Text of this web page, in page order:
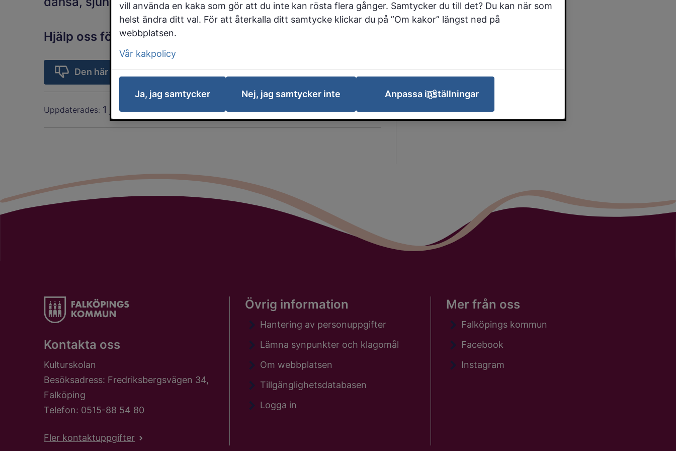
Hjälp oss förbättra sidan
Den här sidan kan förbättras Den här sidan är bra
Uppdaterades: 1 juni 2026 Skriv ut
Kontakta oss
Kulturskolan
Besöksadress: Fredriksbergsvägen 34,
Falköping
Telefon: 0515-88 54 80
Fler kontaktuppgifter
Övrig information
Hantering av personuppgifter
Lämna synpunkter och klagomål
Om webbplatsen
Tillgänglighetsdatabasen
Logga in
Mer från oss
Falköpings kommun
Facebook
Instagram
vill använda en kaka som gör att du inte kan rösta flera gånger. Samtycker du till det? Du kan när som
helst ändra ditt val. För att återkalla ditt samtycke klickar du på ”Om kakor” längst ned på
webbplatsen.
Vår kakpolicy
Ja, jag samtycker Nej, jag samtycker inte Anpassa inställningar